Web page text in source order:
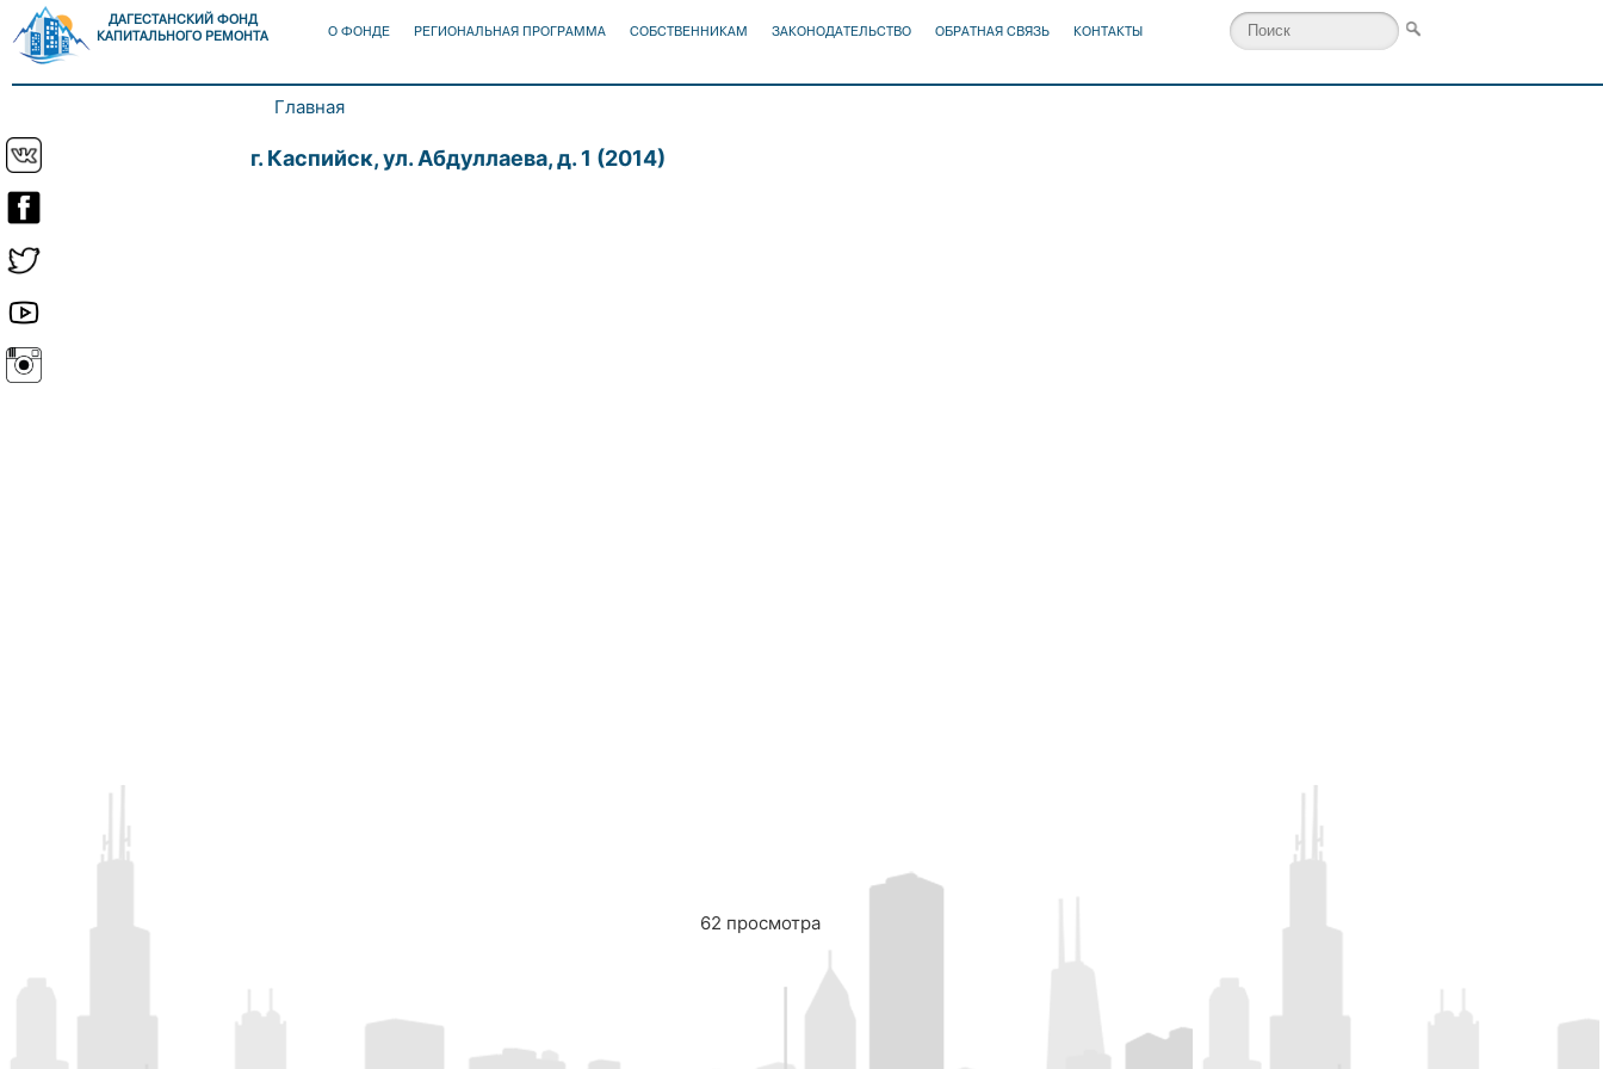
ДАГЕСТАНСКИЙ ФОНД
КАПИТАЛЬНОГО РЕМОНТА
О ФОНДЕ РЕГИОНАЛЬНАЯ ПРОГРАММА СОБСТВЕННИКАМ ЗАКОНОДАТЕЛЬСТВО ОБРАТНАЯ СВЯЗЬ КОНТАКТЫ
Главная
г. Каспийск, ул. Абдуллаева, д. 1 (2014)
62 просмотра